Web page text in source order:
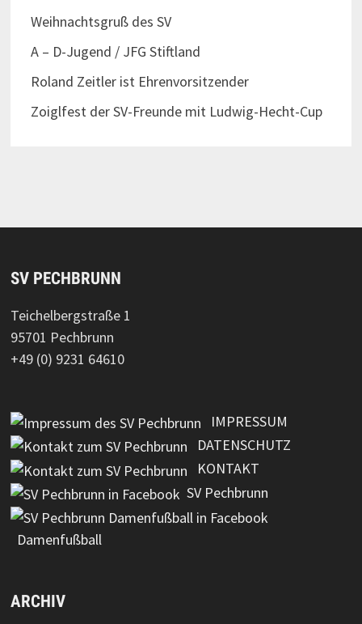
Weihnachtsgruß des SV
A – D-Jugend / JFG Stiftland
Roland Zeitler ist Ehrenvorsitzender
Zoiglfest der SV-Freunde mit Ludwig-Hecht-Cup
SV PECHBRUNN
Teichelbergstraße 1
95701 Pechbrunn
+49 (0) 9231 64610
IMPRESSUM
DATENSCHUTZ
KONTAKT
SV Pechbrunn
Damenfußball
ARCHIV